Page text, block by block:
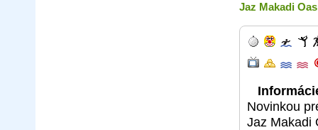
Jaz Makadi
Novinkou
Jaz Makadi